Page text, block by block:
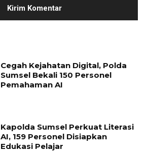
Cegah Kejahatan Digital, Polda
Sumsel Bekali 150 Personel
Pemahaman AI
Kapolda Sumsel Perkuat Literasi
AI, 159 Personel Disiapkan
Edukasi Pelajar